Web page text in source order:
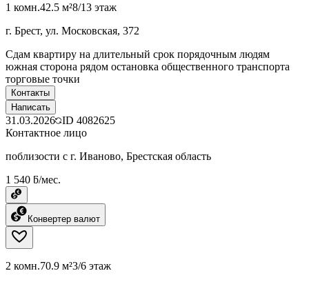
1 комн.42.5 м²8/13 этаж
г. Брест, ул. Московская, 372
Сдам квартиру на длительный срок порядочным людям
южная сторона рядом остановка общественного транспорта
торговые точки
Контакты
Написать
31.03.2026 ID 4082625
Контактное лицо
поблизости с г. Иваново, Брестская область
1 540 ƃ/мес.
Конвертер валют
2 комн.70.9 м²3/6 этаж